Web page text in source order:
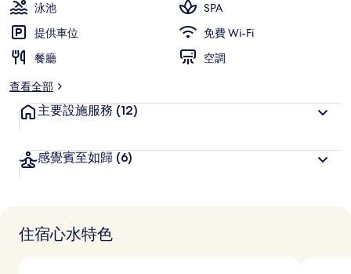
泳池
SPA
提供車位
免費 Wi-Fi
餐廳
空調
查看全部
主要設施服務 (12)
感覺賓至如歸 (6)
住宿心水特色